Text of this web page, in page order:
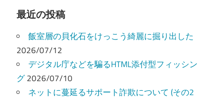
ー
シ
ョ
ン
最近の投稿
飯室層の貝化石をけっこう綺麗に掘り出した
2026/07/12
デジタル庁などを騙るHTML添付型フィッシン
グ2026/07/10
ネットに蔓延るサポート詐欺について (その2